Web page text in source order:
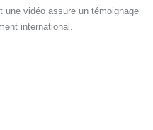
une vidéo assure un témoignage
international.